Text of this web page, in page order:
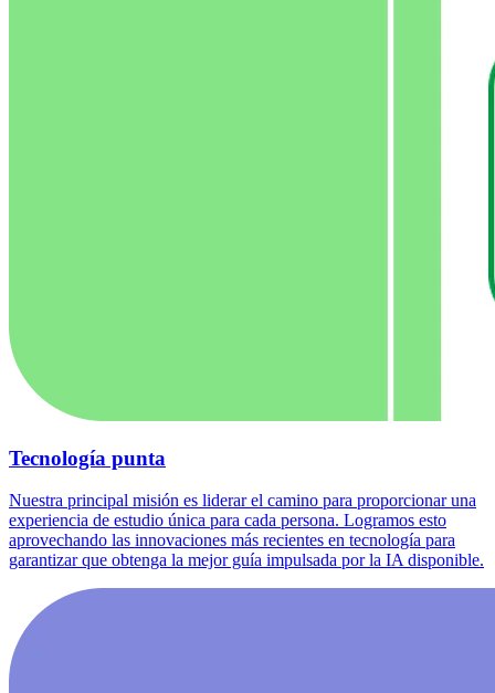
Tecnología punta
Nuestra principal misión es liderar el camino para proporcionar una
experiencia de estudio única para cada persona. Logramos esto
aprovechando las innovaciones más recientes en tecnología para
garantizar que obtenga la mejor guía impulsada por la IA disponible.